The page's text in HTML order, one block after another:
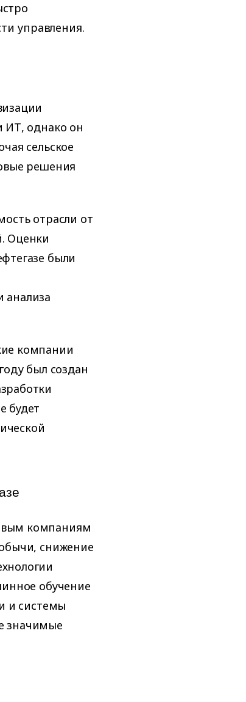
управления.
ИТ, однако он
сельское
решения
отрасли от
Оценки
были
анализа
компании
был создан
будет
компаниям
снижение
обучение
и системы
значимые